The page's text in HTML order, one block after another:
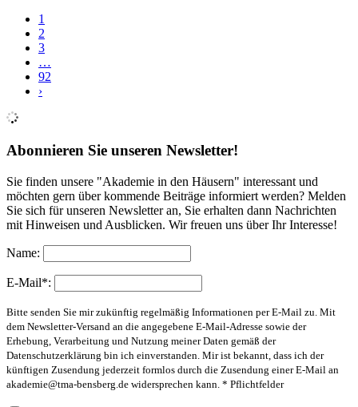
1
2
3
…
92
›
Abonnieren Sie unseren Newsletter!
Sie finden unsere "Akademie in den Häusern" interessant und
möchten gern über kommende Beiträge informiert werden? Melden
Sie sich für unseren Newsletter an, Sie erhalten dann Nachrichten
mit Hinweisen und Ausblicken. Wir freuen uns über Ihr Interesse!
Name:
E-Mail*:
Bitte senden Sie mir zukünftig regelmäßig Informationen per E-Mail zu. Mit
dem Newsletter-Versand an die angegebene E-Mail-Adresse sowie der
Erhebung, Verarbeitung und Nutzung meiner Daten gemäß der
Datenschutzerklärung bin ich einverstanden. Mir ist bekannt, dass ich der
künftigen Zusendung jederzeit formlos durch die Zusendung einer E-Mail an
akademie@tma-bensberg.de widersprechen kann. * Pflichtfelder